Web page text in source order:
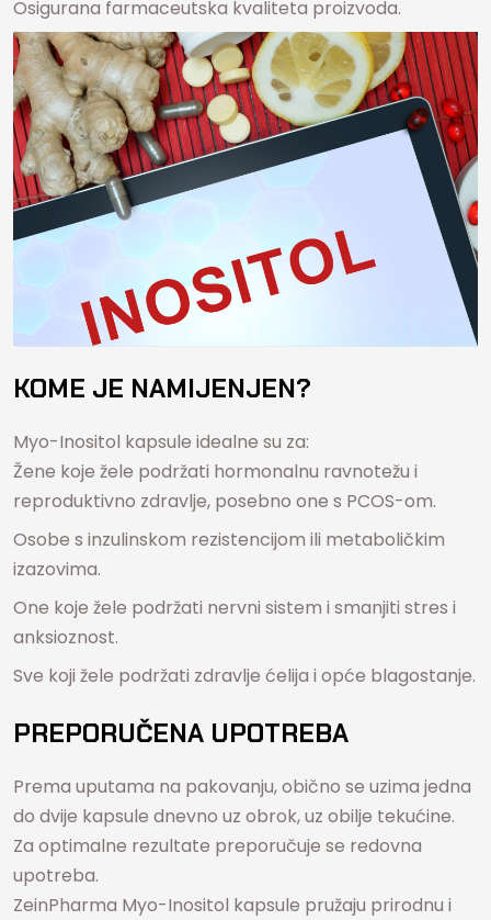
Osigurana farmaceutska kvaliteta proizvoda.
KOME JE NAMIJENJEN?
Myo-Inositol kapsule idealne su za:
Žene koje žele podržati hormonalnu ravnotežu i
reproduktivno zdravlje, posebno one s PCOS-om.
Osobe s inzulinskom rezistencijom ili metaboličkim
izazovima.
One koje žele podržati nervni sistem i smanjiti stres i
anksioznost.
Sve koji žele podržati zdravlje ćelija i opće blagostanje.
PREPORUČENA UPOTREBA
Prema uputama na pakovanju, obično se uzima jedna
do dvije kapsule dnevno uz obrok, uz obilje tekućine.
Za optimalne rezultate preporučuje se redovna
upotreba.
ZeinPharma Myo-Inositol kapsule pružaju prirodnu i